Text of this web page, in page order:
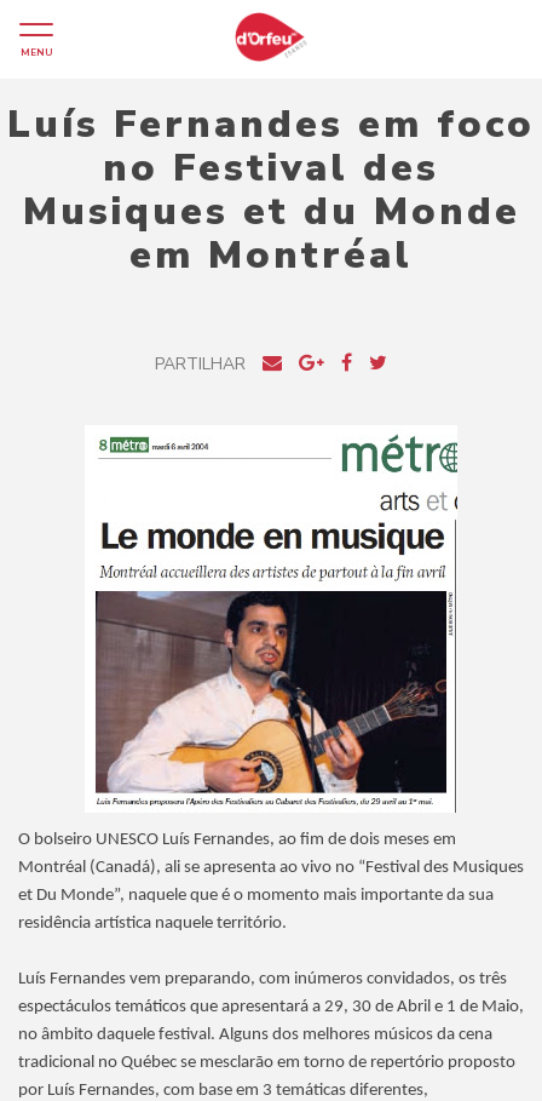
MENU
Luís Fernandes em foco
no Festival des
Musiques et du Monde
em Montréal
PARTILHAR
O bolseiro UNESCO Luís Fernandes, ao fim de dois meses em
Montréal (Canadá), ali se apresenta ao vivo no “Festival des Musiques
et Du Monde”, naquele que é o momento mais importante da sua
residência artística naquele território.
Luís Fernandes vem preparando, com inúmeros convidados, os três
espectáculos temáticos que apresentará a 29, 30 de Abril e 1 de Maio,
no âmbito daquele festival. Alguns dos melhores músicos da cena
tradicional no Québec se mesclarão em torno de repertório proposto
por Luís Fernandes, com base em 3 temáticas diferentes,